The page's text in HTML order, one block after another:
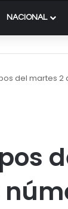
NACIONAL
del martes 2